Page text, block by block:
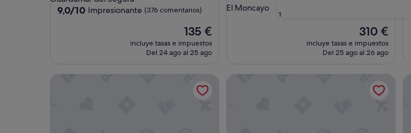
31
2.0 estrellas
9.0
9,0/10 Impresionante (376 comentarios)
El
precio
actual
135 €
incluye tasas e impuestos
Del 24 ago al 25 ago
El Moncayo
El
precio
actual
310 €
incluye tasas e impuestos
Del 25 ago al 26 ago